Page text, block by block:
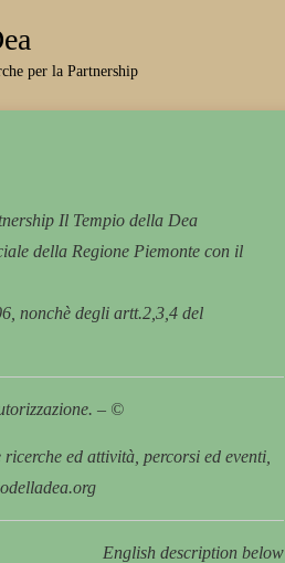
per la Partnership
Il Tempio della Dea
della Regione Piemonte con il
nonchè degli artt.2,3,4 del
– ©
ed attività, percorsi ed eventi,
English description below